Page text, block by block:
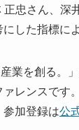
忠さん、
した指標
業を創る。
レンスで
加登録は公